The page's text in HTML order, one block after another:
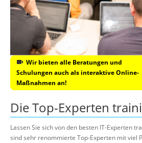
Wir bieten alle Beratungen und
Schulungen auch als interaktive Online-
Maßnahmen an!
Die Top-Experten
Lassen Sie sich von den besten IT-Experten
sind sehr renommierte Top-Experten mit viel